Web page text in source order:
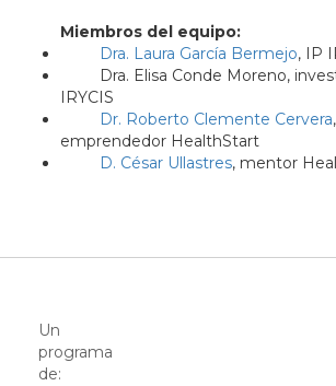
Miembros del equipo:
Dra. Laura García Bermejo, IP
Dra. Elisa Conde Moreno,
IRYCIS
Dr. Roberto Clemente Cervera,
emprendedor HealthStart
D. César Ullastres, mentor
Un
programa
de: